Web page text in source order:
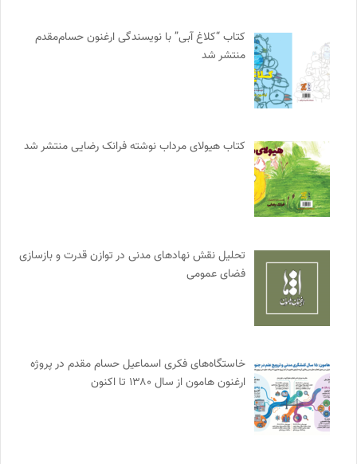
کتاب “کلاغ آبی” با نویسندگی ارغنون حسام‌مقدم
منتشر شد
کتاب هیولای مرداب نوشته فرانک رضایی منتشر شد
تحلیل نقش نهادهای مدنی در توازن قدرت و بازسازی
فضای عمومی
خاستگاه‌های فکری اسماعیل حسام مقدم در پروژه
ارغنون هامون از سال ۱۳۸۰ تا اکنون